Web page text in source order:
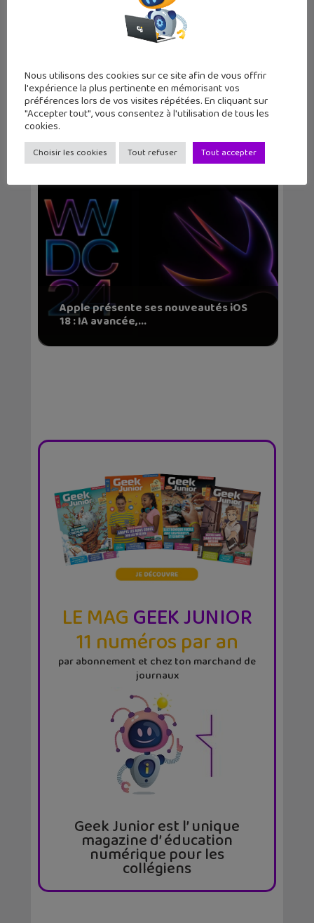
iPhone : comment récupérer des
messages SMS suppri...
Apple présente ses nouveautés iOS
18 : IA avancée,...
LE MAGGEEK JUNIOR
11 numéros par an
par abonnement et chez ton marchand de
journaux
Geek Junior est l’ unique
magazine d’ éducation
numérique pour les
collégiens
Nous utilisons des cookies sur ce site afin de vous offrir
l'expérience la plus pertinente en mémorisant vos
préférences lors de vos visites répétées. En cliquant sur
"Accepter tout", vous consentez à l'utilisation de tous les
cookies.
Choisir les cookies Tout refuser Tout accepter